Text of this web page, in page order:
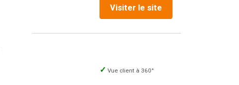
Visiter le site
Vue client à 360°